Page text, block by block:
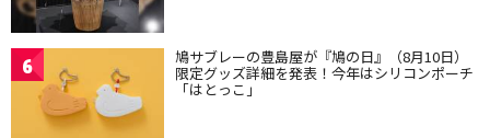
6 鳩サブレーの豊島屋が『鳩の日』（8月10日）
限定グッズ詳細を発表！今年はシリコンポーチ
「はとっこ」